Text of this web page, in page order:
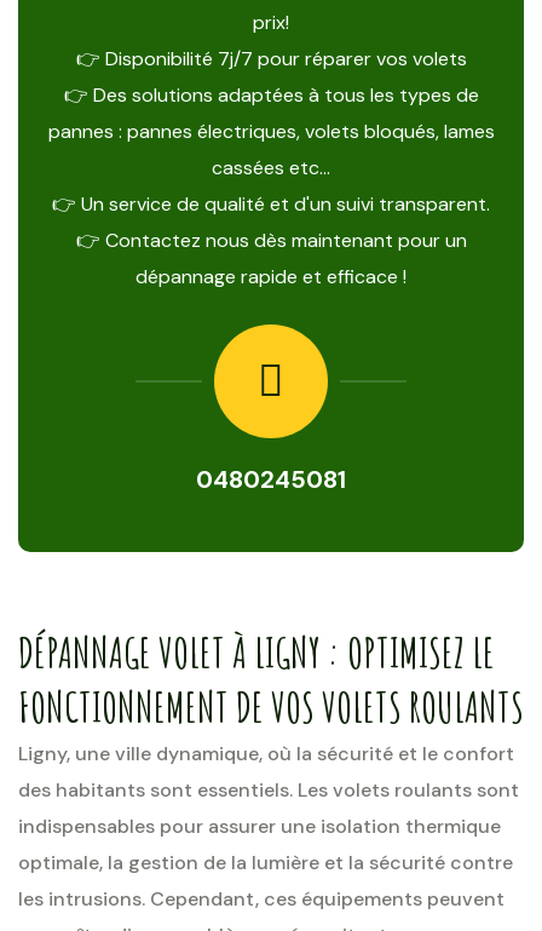
prix!
👉 Disponibilité 7j/7 pour réparer vos volets
👉 Des solutions adaptées à tous les types de
pannes : pannes électriques, volets bloqués, lames
cassées etc…
👉 Un service de qualité et d'un suivi transparent.
👉 Contactez nous dès maintenant pour un
dépannage rapide et efficace !
0480245081
DÉPANNAGE VOLET À LIGNY : OPTIMISEZ LE
FONCTIONNEMENT DE VOS VOLETS ROULANTS
Ligny, une ville dynamique, où la sécurité et le confort
des habitants sont essentiels. Les volets roulants sont
indispensables pour assurer une isolation thermique
optimale, la gestion de la lumière et la sécurité contre
les intrusions. Cependant, ces équipements peuvent